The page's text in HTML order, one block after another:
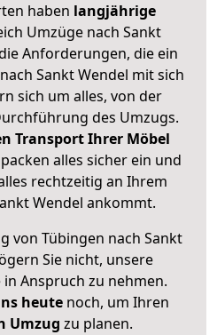
haben langjährige
Umzüge nach Sankt
Anforderungen, die ein
Sankt Wendel mit sich
sich um alles, von der
des Umzugs.
Transport Ihrer Möbel
alles sicher ein und
rechtzeitig an Ihrem
Wendel ankommt.
von Tübingen nach Sankt
Sie nicht, unsere
Anspruch zu nehmen.
heutenoch, um Ihren
Umzug zu planen.